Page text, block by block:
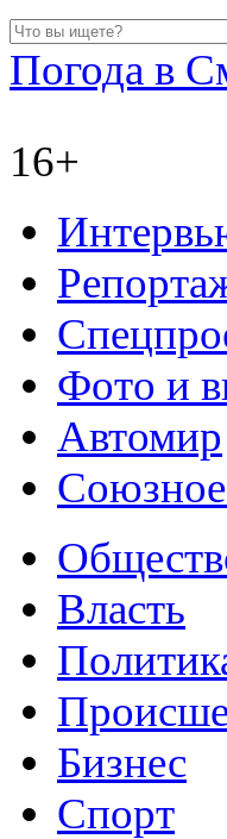
Погода в
16+
Фото и
Автомир
Союзное
Власть
Бизнес
Спорт